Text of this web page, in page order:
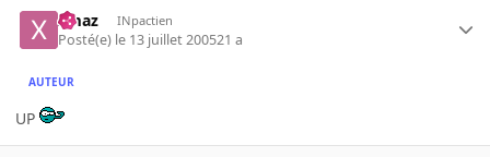
xmaz INpactien
Posté(e) le 13 juillet 200521 a
AUTEUR
UP